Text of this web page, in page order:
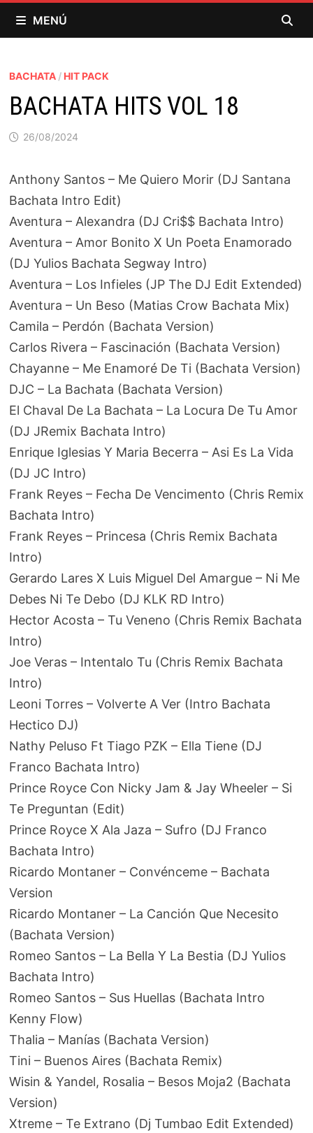
MENÚ
BACHATA/ HIT PACK
BACHATA HITS VOL 18
26/08/2024
Anthony Santos – Me Quiero Morir (DJ Santana
Bachata Intro Edit)
Aventura – Alexandra (DJ Cri$$ Bachata Intro)
Aventura – Amor Bonito X Un Poeta Enamorado
(DJ Yulios Bachata Segway Intro)
Aventura – Los Infieles (JP The DJ Edit Extended)
Aventura – Un Beso (Matias Crow Bachata Mix)
Camila – Perdón (Bachata Version)
Carlos Rivera – Fascinación (Bachata Version)
Chayanne – Me Enamoré De Ti (Bachata Version)
DJC – La Bachata (Bachata Version)
El Chaval De La Bachata – La Locura De Tu Amor
(DJ JRemix Bachata Intro)
Enrique Iglesias Y Maria Becerra – Asi Es La Vida
(DJ JC Intro)
Frank Reyes – Fecha De Vencimento (Chris Remix
Bachata Intro)
Frank Reyes – Princesa (Chris Remix Bachata
Intro)
Gerardo Lares X Luis Miguel Del Amargue – Ni Me
Debes Ni Te Debo (DJ KLK RD Intro)
Hector Acosta – Tu Veneno (Chris Remix Bachata
Intro)
Joe Veras – Intentalo Tu (Chris Remix Bachata
Intro)
Leoni Torres – Volverte A Ver (Intro Bachata
Hectico DJ)
Nathy Peluso Ft Tiago PZK – Ella Tiene (DJ
Franco Bachata Intro)
Prince Royce Con Nicky Jam & Jay Wheeler – Si
Te Preguntan (Edit)
Prince Royce X Ala Jaza – Sufro (DJ Franco
Bachata Intro)
Ricardo Montaner – Convénceme – Bachata
Version
Ricardo Montaner – La Canción Que Necesito
(Bachata Version)
Romeo Santos – La Bella Y La Bestia (DJ Yulios
Bachata Intro)
Romeo Santos – Sus Huellas (Bachata Intro
Kenny Flow)
Thalia – Manías (Bachata Version)
Tini – Buenos Aires (Bachata Remix)
Wisin & Yandel, Rosalia – Besos Moja2 (Bachata
Version)
Xtreme – Te Extrano (Dj Tumbao Edit Extended)